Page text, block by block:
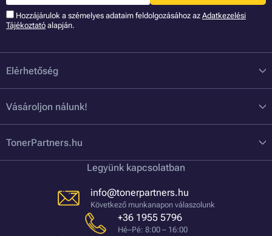
Hozzájárulok a szémelyes adataim feldolgozásához az Adatkezelési
Tájékoztató alapján.
Elérhetőség
Vásároljon nálunk!
TonerPartners.hu
Legyünk kapcsolatban
info@tonerpartners.hu
Következő munkanapon válaszolunk
+36 1955 5796
Hé–Pé: 8:00 – 16:00